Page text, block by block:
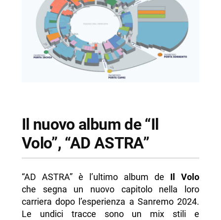
Il nuovo album de “Il
Volo”, “AD ASTRA”
“AD ASTRA” è l’ultimo album de Il Volo
che segna un nuovo capitolo nella loro
carriera dopo l’esperienza a Sanremo 2024.
Le undici tracce sono un mix stili e